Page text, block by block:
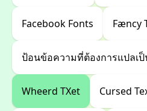
Facebook Fonts Fæncy
ป้อนข้อความที่ต้องการแปลเ
Wheerd TXet Cursed